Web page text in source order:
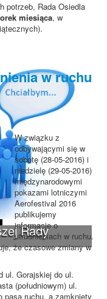
Rady
potrzeb, Rada Osiedla
miesiąca, w
w ruchu
W związku z
odbywającymi się w
sobotę (28-05-2016) i
niedzielę (29-05-2016)
międzynarodowymi
pokazami lotniczymi
Aerofestival 2016
publikujemy
informacje o
utrudnieniach w ruchu.
że czasowe zmiany w
ul. Gorajskiej do ul.
(południowym) ul.
pasa ruchu, a zamknięty